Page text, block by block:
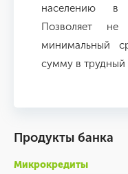
населению в
Позволяет
минимальный
сумму в
Продукты банка
Микрокредиты